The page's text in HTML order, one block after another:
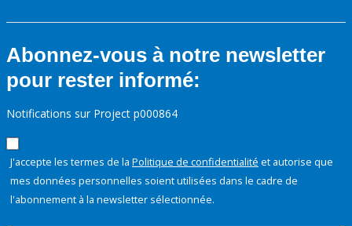
Abonnez-vous à notre newsletter
pour rester informé:
Notifications sur Project p000864
J'accepte les termes de la Politique de confidentialité et autorise que
mes données personnelles soient utilisées dans le cadre de
l'abonnement à la newsletter sélectionnée.